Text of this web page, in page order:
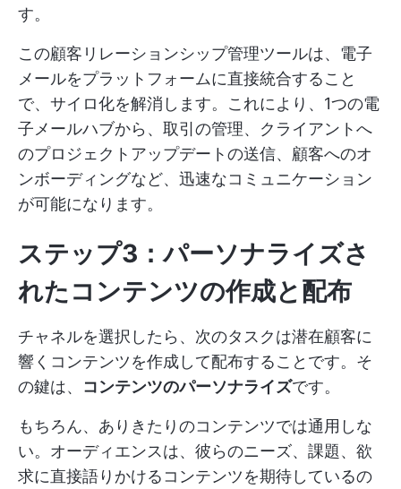
す。
この顧客リレーションシップ管理ツールは、電子
メールをプラットフォームに直接統合すること
で、サイロ化を解消します。これにより、1つの電
子メールハブから、取引の管理、クライアントへ
のプロジェクトアップデートの送信、顧客へのオ
ンボーディングなど、迅速なコミュニケーション
が可能になります。
ステップ3：パーソナライズさ
れたコンテンツの作成と配布
チャネルを選択したら、次のタスクは潜在顧客に
響くコンテンツを作成して配布することです。そ
の鍵は、 コンテンツのパーソナライズです。
もちろん、ありきたりのコンテンツでは通用しな
い。オーディエンスは、彼らのニーズ、課題、欲
求に直接語りかけるコンテンツを期待しているの